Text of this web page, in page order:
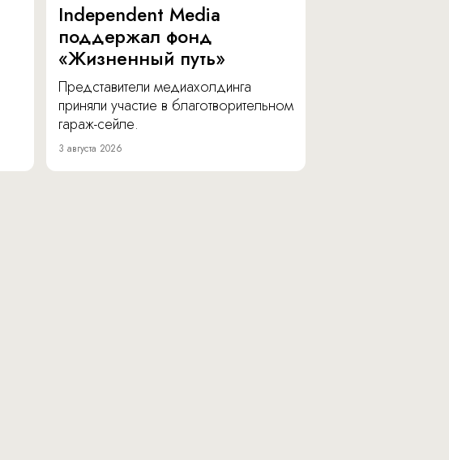
Independent Media
поддержал фонд
«Жизненный путь»
Представители медиахолдинга
приняли участие в благотворительном
гараж-сейле.
3 августа 2026